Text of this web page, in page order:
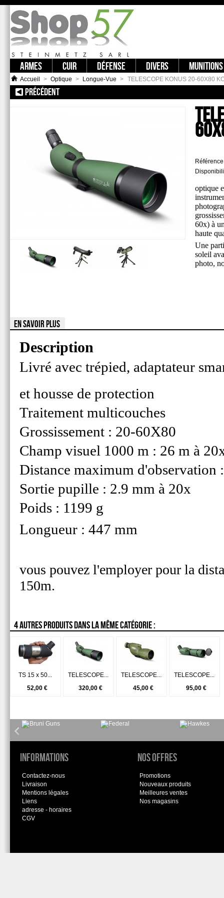
ARMES CUIR DÉFENSE DIVERS MUNITIONS
Accueil > Optique > Longue-Vue > TELESCOPE KONUS 20-60X80
PRÉCÉDENT:: TELESCOPE KONUS 20-60X100 KONUSPOT-100
optique
60x) à
haute
Une
soleil
photo,
EN SAVOIR PLUS
Description
Livré avec trépied, adaptateur
et housse de protection
Traitement multicouches
Grossissement : 20-60X80
Champ visuel 1000 m : 26 m à
Distance maximum d'observation
Sortie pupille : 2.9 mm à 20x
Poids : 1199 g
Longueur : 447 mm
vous pouvez l'employer pour la
150m.
4 AUTRES PRODUITS DANS LA MÊME CATÉGORIE :
TS 15 x 50...
52,00 €
TELESCOPE...
320,00 €
TELESCOPE...
45,00 €
TELESCOPE...
95,00 €
Informations
Contactez-nous
Livraison
Mentions légales
Liens
adresse - horaires
CGV
Nos offres
Promotions
Nouveaux produits
Meilleures ventes
Nos magasins